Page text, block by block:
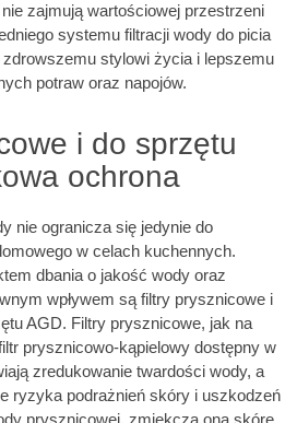
zajmują wartościowej przestrzeni
systemu filtracji wody do picia
stylowi życia i lepszemu
potraw oraz napojów.
i do sprzętu
ochrona
nie ogranicza się jedynie do
w celach kuchennych.
dbania o jakość wody oraz
wpływem są filtry prysznicowe i
AGD. Filtry prysznicowe, jak na
prysznicowo-kąpielowy dostępny w
zredukowanie twardości wody, a
ryzyka podrażnień skóry i uszkodzeń
prysznicowej, zmiękcza ona skórę